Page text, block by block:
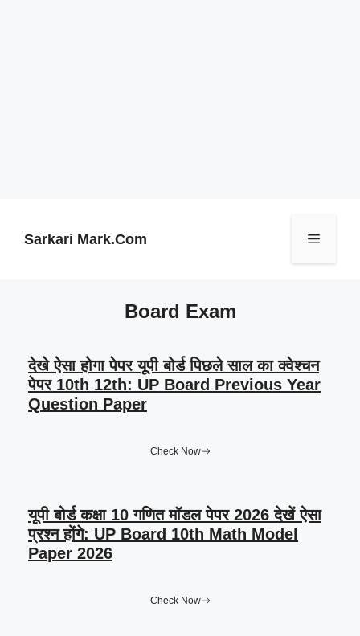
Sarkari Mark.Com Menu
Board Exam
देखे ऐसा होगा पेपर यूपी बोर्ड पिछले साल का क्वेश्चन
पेपर 10th 12th: UP Board Previous Year
Question Paper
Check Now
यूपी बोर्ड कक्षा 10 गणित मॉडल पेपर 2026 देखें ऐसा
प्रश्न होंगे: UP Board 10th Math Model
Paper 2026
Check Now